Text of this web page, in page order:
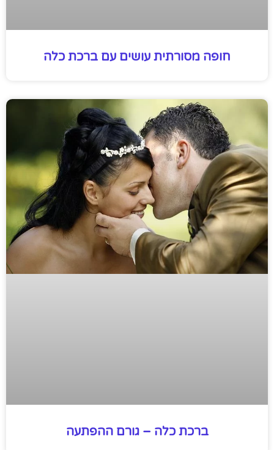
חופה מסורתית עושים עם ברכת כלה
ברכת כלה – גורם ההפתעה